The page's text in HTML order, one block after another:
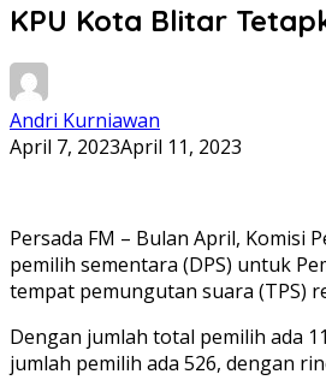
KPU Kota Blitar
Andri Kurniawan
April 7, 2023April 11, 2023
Persada FM – Bulan April, Komisi
pemilih sementara (DPS) untuk
tempat pemungutan suara (TPS)
Dengan jumlah total pemilih ada
jumlah pemilih ada 526, dengan